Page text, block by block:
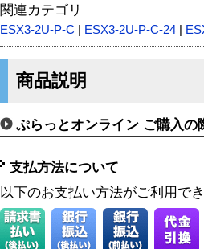
関連カテゴリ
ESX3-2U-P-C ESX3-2U-P-C-24
商品説明
ぷらっとオンライン ご購入の
支払方法について
以下のお支払い方法がご利用で